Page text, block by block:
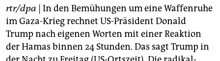
genossenschaft
epaper login
rtr/dpa | In den Bemühungen um eine Waffenruhe
im Gaza-Krieg rechnet US-Präsident Donald
Trump nach eigenen Worten mit einer Reaktion
der Hamas binnen 24 Stunden. Das sagt Trump in